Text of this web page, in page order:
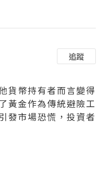
追蹤
貨幣持有者而言變得
黃金作為傳統避險工
發市場恐慌，投資者